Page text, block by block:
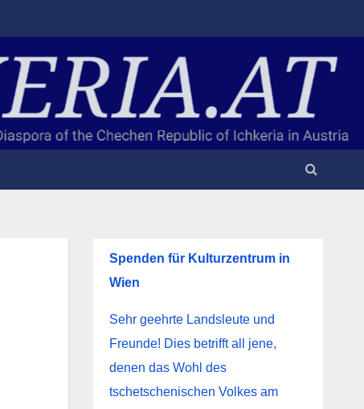
Spenden für Kulturzentrum in
Wien
Sehr geehrte Landsleute und
Freunde! Dies betrifft all jene,
denen das Wohl des
tschetschenischen Volkes am